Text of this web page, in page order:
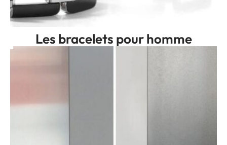
Les bracelets pour homme